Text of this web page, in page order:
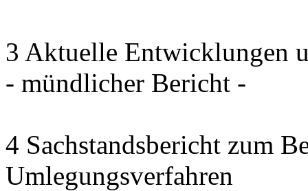
3 Aktuelle Entwicklungen
- mündlicher Bericht -
4 Sachstandsbericht zum
Umlegungsverfahren